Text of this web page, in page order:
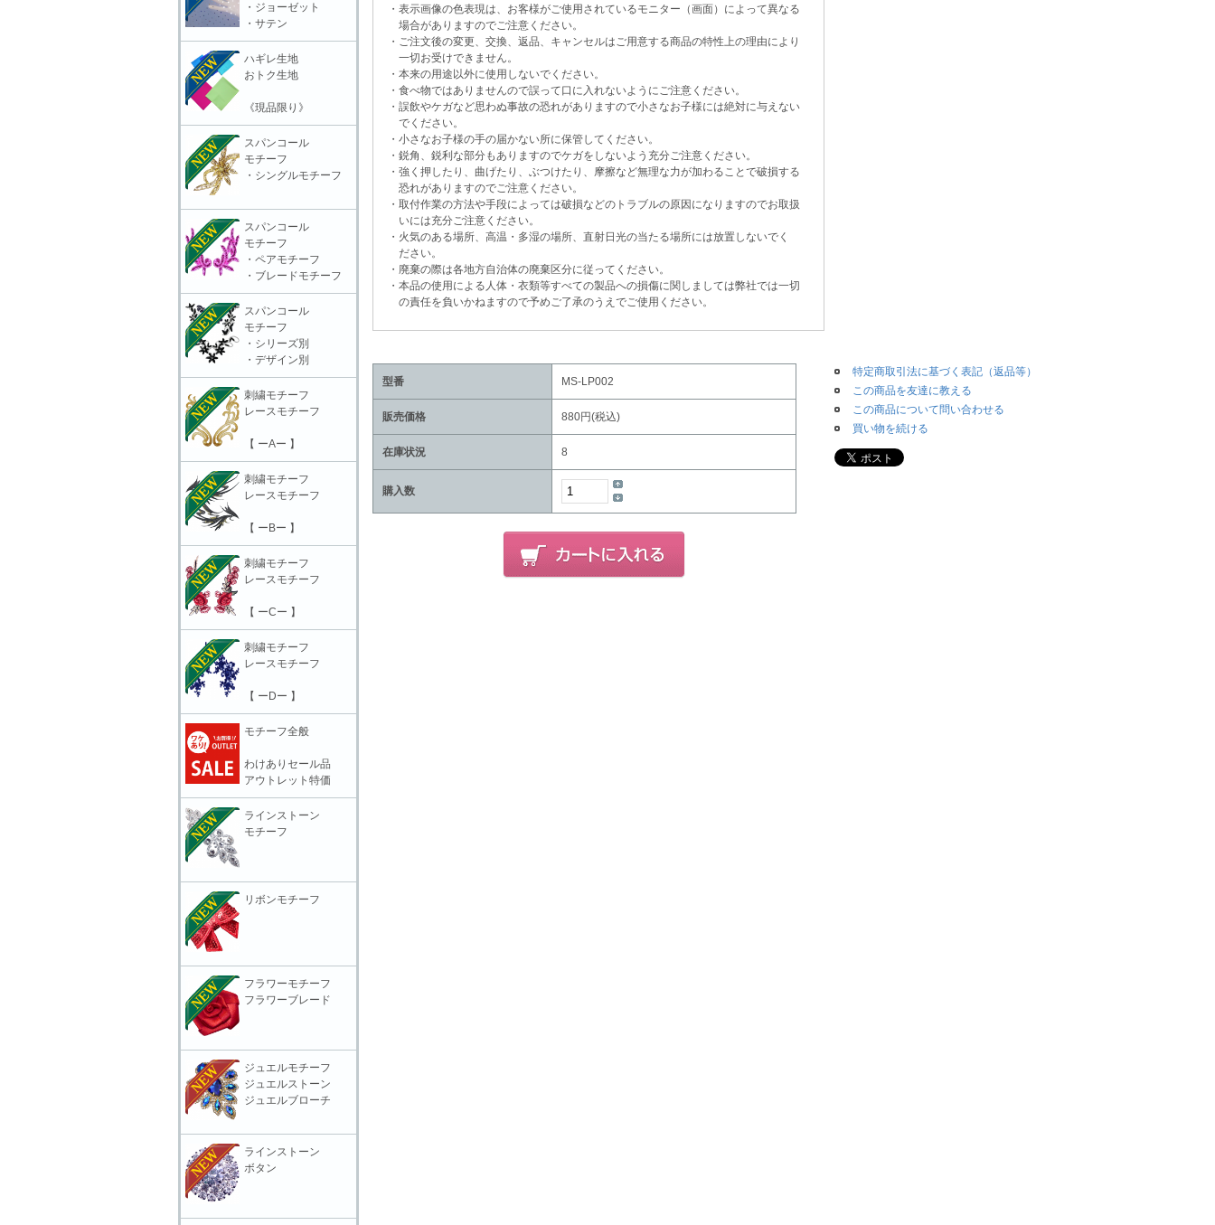
・表示画像の色表現は、お客様がご使用されているモニター（画面）によって異なる
場合がありますのでご注意ください。
・ご注文後の変更、交換、返品、キャンセルはご用意する商品の特性上の理由により
一切お受けできません。
・本来の用途以外に使用しないでください。
・食べ物ではありませんので誤って口に入れないようにご注意ください。
・誤飲やケガなど思わぬ事故の恐れがありますので小さなお子様には絶対に与えない
でください。
・小さなお子様の手の届かない所に保管してください。
・鋭角、鋭利な部分もありますのでケガをしないよう充分ご注意ください。
・強く押したり、曲げたり、ぶつけたり、摩擦など無理な力が加わることで破損する
恐れがありますのでご注意ください。
・取付作業の方法や手段によっては破損などのトラブルの原因になりますのでお取扱
いには充分ご注意ください。
・火気のある場所、高温・多湿の場所、直射日光の当たる場所には放置しないでく
ださい。
・廃棄の際は各地方自治体の廃棄区分に従ってください。
・本品の使用による人体・衣類等すべての製品への損傷に関しましては弊社では一切
の責任を負いかねますので予めご了承のうえでご使用ください。
型番 MS-LP002
販売価格 880円(税込)
在庫状況 8
購入数
特定商取引法に基づく表記（返品等）
この商品を友達に教える
この商品について問い合わせる
買い物を続ける
・ジョーゼット
・サテン
ハギレ生地
おトク生地
《現品限り》
スパンコール
モチーフ
・シングルモチーフ
スパンコール
モチーフ
・ペアモチーフ
・ブレードモチーフ
スパンコール
モチーフ
・シリーズ別
・デザイン別
刺繍モチーフ
レースモチーフ
【 ーAー 】
刺繍モチーフ
レースモチーフ
【 ーBー 】
刺繍モチーフ
レースモチーフ
【 ーCー 】
刺繍モチーフ
レースモチーフ
【 ーDー 】
モチーフ全般
わけありセール品
アウトレット特価
ラインストーン
モチーフ
リボンモチーフ
フラワーモチーフ
フラワーブレード
ジュエルモチーフ
ジュエルストーン
ジュエルブローチ
ラインストーン
ボタン